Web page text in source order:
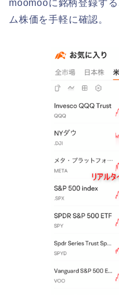
moomooに銘柄登録す
ム株価を手軽に確認。